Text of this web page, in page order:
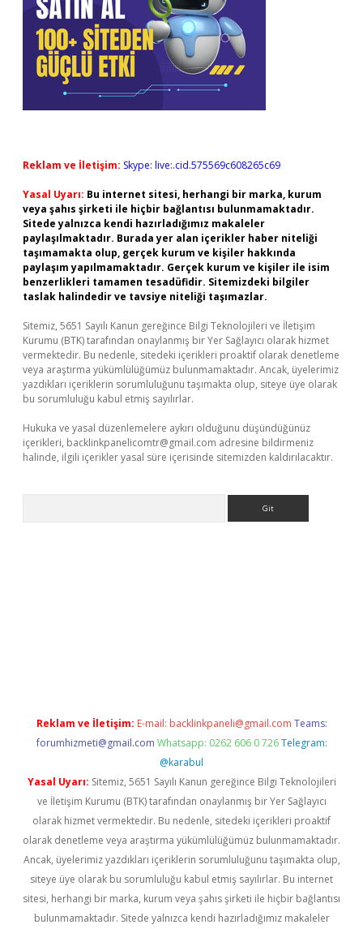
Reklam ve İletişim: Skype: live:.cid.575569c608265c69
Yasal Uyarı: Bu internet sitesi, herhangi bir marka, kurum
veya şahıs şirketi ile hiçbir bağlantısı bulunmamaktadır.
Sitede yalnızca kendi hazırladığımız makaleler
paylaşılmaktadır. Burada yer alan içerikler haber niteliği
taşımamakta olup, gerçek kurum ve kişiler hakkında
paylaşım yapılmamaktadır. Gerçek kurum ve kişiler ile isim
benzerlikleri tamamen tesadüfidir. Sitemizdeki bilgiler
taslak halindedir ve tavsiye niteliği taşımazlar.
Sitemiz, 5651 Sayılı Kanun gereğince Bilgi Teknolojileri ve İletişim
Kurumu (BTK) tarafından onaylanmış bir Yer Sağlayıcı olarak hizmet
vermektedir. Bu nedenle, sitedeki içerikleri proaktif olarak denetleme
veya araştırma yükümlülüğümüz bulunmamaktadır. Ancak, üyelerimiz
yazdıkları içeriklerin sorumluluğunu taşımakta olup, siteye üye olarak
bu sorumluluğu kabul etmiş sayılırlar.
Hukuka ve yasal düzenlemelere aykırı olduğunu düşündüğünüz
içerikleri, backlinkpanelicomtr@gmail.com adresine bildirmeniz
halinde, ilgili içerikler yasal süre içerisinde sitemizden kaldırılacaktır.
Reklam ve İletişim: E-mail: backlinkpaneli@gmail.com Teams:
forumhizmeti@gmail.com Whatsapp: 0262 606 0 726 Telegram:
@karabul
Yasal Uyarı: Sitemiz, 5651 Sayılı Kanun gereğince Bilgi Teknolojileri
ve İletişim Kurumu (BTK) tarafından onaylanmış bir Yer Sağlayıcı
olarak hizmet vermektedir. Bu nedenle, sitedeki içerikleri proaktif
olarak denetleme veya araştırma yükümlülüğümüz bulunmamaktadır.
Ancak, üyelerimiz yazdıkları içeriklerin sorumluluğunu taşımakta olup,
siteye üye olarak bu sorumluluğu kabul etmiş sayılırlar. Bu internet
sitesi, herhangi bir marka, kurum veya şahıs şirketi ile hiçbir bağlantısı
bulunmamaktadır. Sitede yalnızca kendi hazırladığımız makaleler